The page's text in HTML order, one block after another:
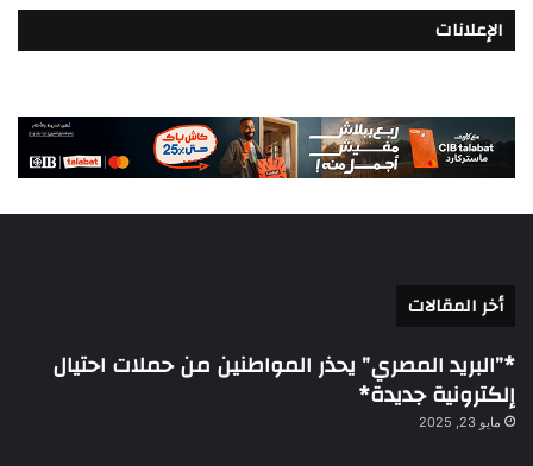
الإعلانات
أخر المقالات
*”البريد المصري” يحذر المواطنين من حملات احتيال
إلكترونية جديدة*
مايو 23, 2025